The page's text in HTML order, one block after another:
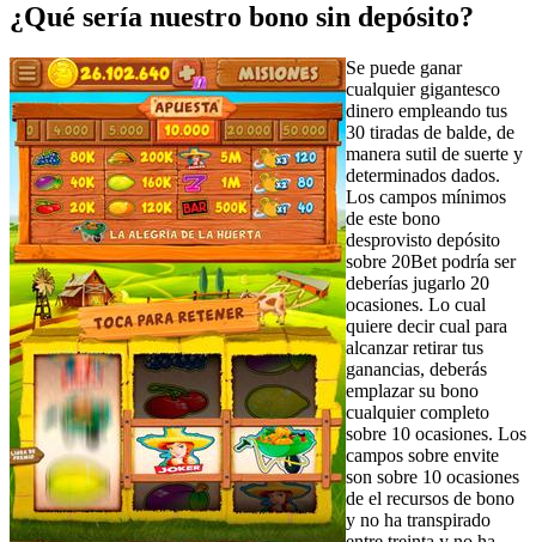
¿Qué serí­a nuestro bono sin depósito?
Se puede ganar
cualquier gigantesco
dinero empleando tus
30 tiradas de balde, de
manera sutil de suerte y
determinados dados.
Los campos mínimos
de este bono
desprovisto depósito
sobre 20Bet podrí­a ser
deberías jugarlo 20
ocasiones. Lo cual
quiere decir cual para
alcanzar retirar tus
ganancias, deberás
emplazar su bono
cualquier completo
sobre 10 ocasiones. Los
campos sobre envite
son sobre 10 ocasiones
de el recursos de bono
y no ha transpirado